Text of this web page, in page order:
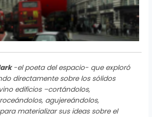
-el poeta del espacio- que exploró
directamente sobre los sólidos
edificios –cortándolos,
agujereándolos,
materializar sus ideas sobre el